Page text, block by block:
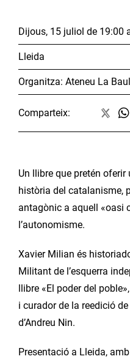
Dijous, 15 juliol de 19:00
Lleida
Organitza: Ateneu La
Comparteix:
Un llibre que pretén
història del catalanisme,
antagònic a aquell «oasi
l’autonomisme.
Xavier Milian és
Militant de l’esquerra
llibre «El poder del
i curador de la reedició de
d’Andreu Nin.
Presentació a Lleida,